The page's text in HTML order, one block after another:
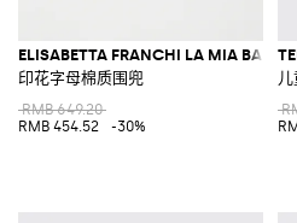
ELISABETTA FRANCHI LA MIA
印花字母棉质围兜
RMB 649.20
RMB 454.52
-30%